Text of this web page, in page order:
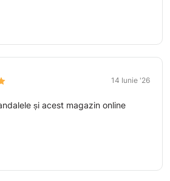
14 Iunie '26
și acest magazin online